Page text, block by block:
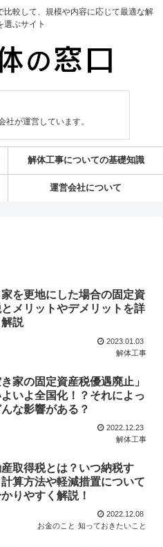
較して、規模や内容に応じて最適な解
選ぶサイト
社が運営しています。
解体工事についての基礎知識
運営会社について
を更地にした場合の固定資
メリットやデメリットを詳
解説
2023.01.03
解体工事
き家の固定資産税優遇廃止」
いよ全国化！？それによっ
な影響がある？
2022.12.23
解体工事
取得税とは？いつ納税す
算方法や軽減措置について
かりやすく解説！
2022.12.08
お金のこと 知っておきたいこと